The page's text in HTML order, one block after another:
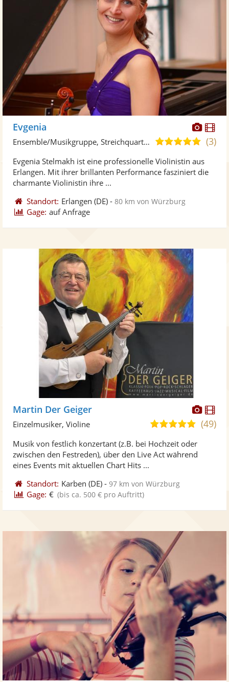
Fotos
Evgenia
5,0
5
(3)
Ensemble/Musikgruppe, Streichquartett
Evgenia Stelmakh ist eine professionelle Violinistin aus
Erlangen. Mit ihrer brillanten Performance fasziniert die
charmante Violinistin ihre ...
Standort: Erlangen (DE) -80 km von Würzburg
Gage: auf Anfrage
Martin Der Geiger
5,0
5
(49)
Einzelmusiker, Violine
Musik von festlich konzertant (z.B. bei Hochzeit oder
zwischen den Festreden), über den Live Act während
eines Events mit aktuellen Chart Hits ...
Standort: Karben (DE) -97 km von Würzburg
Gage: € (bis ca. 500 € pro Auftritt)